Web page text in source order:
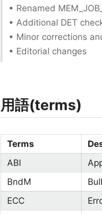
• Renamed
• Additional DET
• Minor corrections
• Editorial changes
用語(terms)
Terms
ABI
BndM
ECC